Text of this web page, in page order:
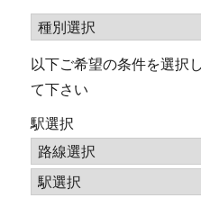
以下ご希望の条件を選択
て下さい
駅選択